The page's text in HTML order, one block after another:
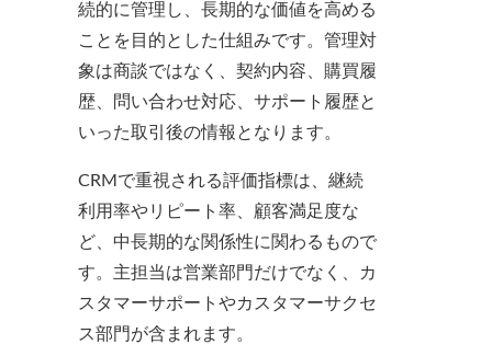
続的に管理し、長期的な価値を高める
ことを目的とした仕組みです。管理対
象は商談ではなく、契約内容、購買履
歴、問い合わせ対応、サポート履歴と
いった取引後の情報となります。
CRMで重視される評価指標は、継続
利用率やリピート率、顧客満足度な
ど、中長期的な関係性に関わるもので
す。主担当は営業部門だけでなく、カ
スタマーサポートやカスタマーサクセ
ス部門が含まれます。